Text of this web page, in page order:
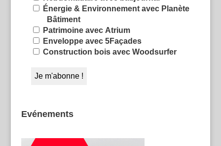
Énergie & Environnement avec Planète
Bâtiment
Patrimoine avec Atrium
Enveloppe avec 5Façades
Construction bois avec Woodsurfer
Evénements